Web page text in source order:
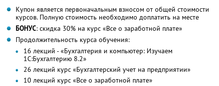
Купон является первоначальным взносом от общей стоимости
курсов. Полную стоимость необходимо доплатить на месте
БОНУС: скидка 30% на курс «Все о заработной плате»
Продолжительность курса обучения:
16 лекций - «Бухгалтерия и компьютер: Изучаем
1С:Бухгалтерию 8.2»
26 лекций курс «Бухгалтерский учет на предприятии»
10 лекций курс «Все о заработной плате»